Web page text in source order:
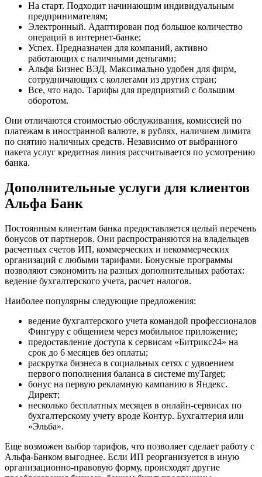
На старт. Подходит начинающим индивидуальным
предпринимателям;
Электронный. Адаптирован под большое количество
операций в интернет-банке;
Успех. Предназначен для компаний, активно
работающих с наличными деньгами;
Альфа Бизнес ВЭД. Максимально удобен для фирм,
сотрудничающих с коллегами из других стран;
Все, что надо. Тарифы для предприятий с большим
оборотом.
Они отличаются стоимостью обслуживания, комиссией по
платежам в иностранной валюте, в рублях, наличием лимита
по снятию наличных средств. Независимо от выбранного
пакета услуг кредитная линия рассчитывается по усмотрению
банка.
Дополнительные услуги для клиентов
Альфа Банк
Постоянным клиентам банка предоставляется целый перечень
бонусов от партнеров. Они распространяются на владельцев
расчетных счетов ИП, коммерческих и некоммерческих
организаций с любыми тарифами. Бонусные программы
позволяют сэкономить на разных дополнительных работах:
ведение бухгалтерского учета, расчет налогов.
Наиболее популярны следующие предложения:
ведение бухгалтерского учета командой профессионалов
Фингуру с общением через мобильное приложение;
предоставление доступа к сервисам «Битрикс24» на
срок до 6 месяцев без оплаты;
раскрутка бизнеса в социальных сетях с удвоением
первого пополнения баланса в системе myTarget;
бонус на первую рекламную кампанию в Яндекс.
Директ;
несколько бесплатных месяцев в онлайн-сервисах по
бухгалтерскому учету вроде Контур. Бухгалтерия или
«Эльба».
Еще возможен выбор тарифов, что позволяет сделает работу с
Альфа-Банком выгоднее. Если ИП реорганизуется в иную
организационно-правовую форму, происходят другие